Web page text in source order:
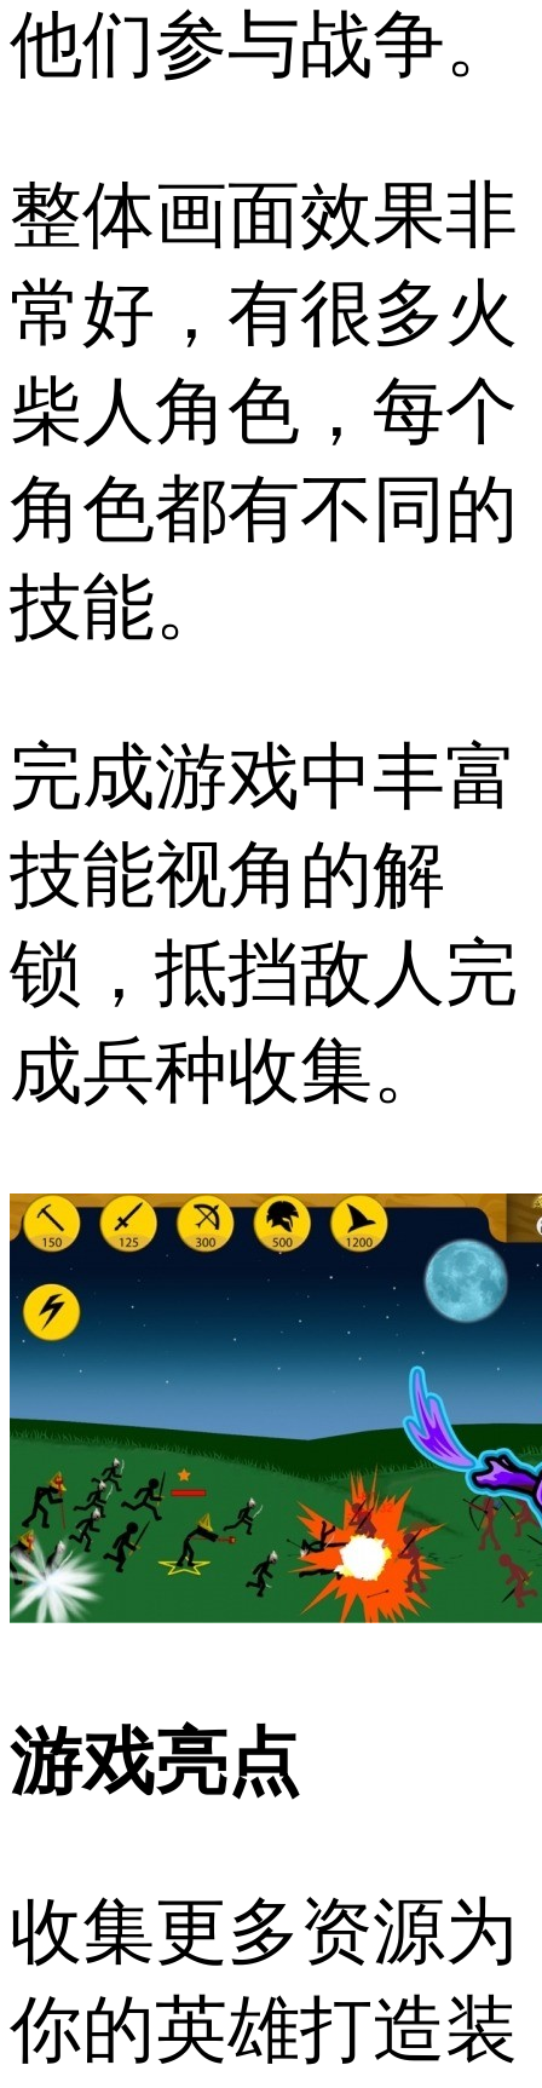
他们参与战争。
整体画面效果非
常好，有很多火
柴人角色，每个
角色都有不同的
技能。
完成游戏中丰富
技能视角的解
锁，抵挡敌人完
成兵种收集。
游戏亮点
收集更多资源为
你的英雄打造装